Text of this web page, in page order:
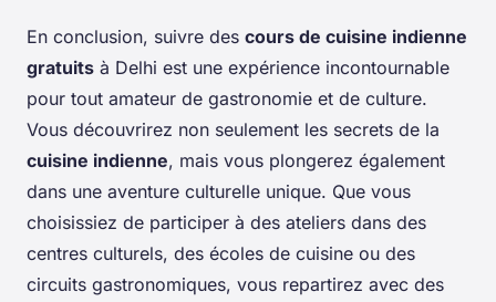
En conclusion, suivre des cours de cuisine indienne
gratuits à Delhi est une expérience incontournable
pour tout amateur de gastronomie et de culture.
Vous découvrirez non seulement les secrets de la
cuisine indienne, mais vous plongerez également
dans une aventure culturelle unique. Que vous
choisissiez de participer à des ateliers dans des
centres culturels, des écoles de cuisine ou des
circuits gastronomiques, vous repartirez avec des